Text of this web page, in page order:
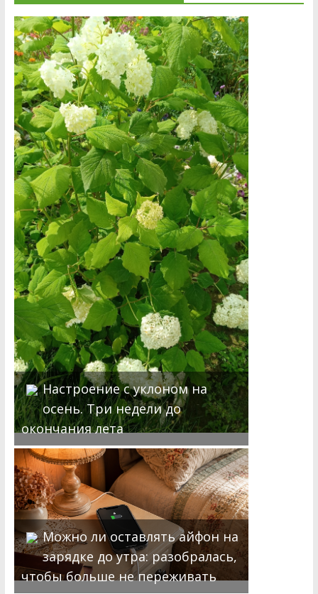
Настроение с уклоном на
осень. Три недели до
окончания лета
Можно ли оставлять айфон на
зарядке до утра: разобралась,
чтобы больше не переживать